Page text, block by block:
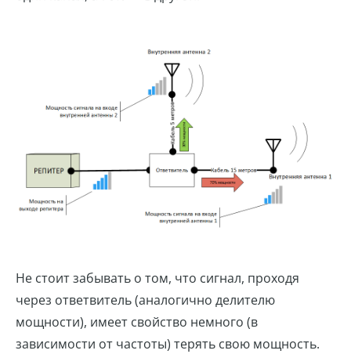
Не стоит забывать о том, что сигнал, проходя
через ответвитель (аналогично делителю
мощности), имеет свойство немного (в
зависимости от частоты) терять свою мощность.